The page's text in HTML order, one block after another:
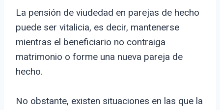
La pensión de viudedad en parejas de hecho
puede ser vitalicia, es decir, mantenerse
mientras el beneficiario no contraiga
matrimonio o forme una nueva pareja de
hecho.
No obstante, existen situaciones en las que la